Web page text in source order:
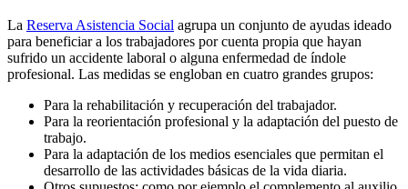
La Reserva Asistencia Social agrupa un conjunto de ayudas ideado
para beneficiar a los trabajadores por cuenta propia que hayan
sufrido un accidente laboral o alguna enfermedad de índole
profesional. Las medidas se engloban en cuatro grandes grupos:
Para la rehabilitación y recuperación del trabajador.
Para la reorientación profesional y la adaptación del puesto de
trabajo.
Para la adaptación de los medios esenciales que permitan el
desarrollo de las actividades básicas de la vida diaria.